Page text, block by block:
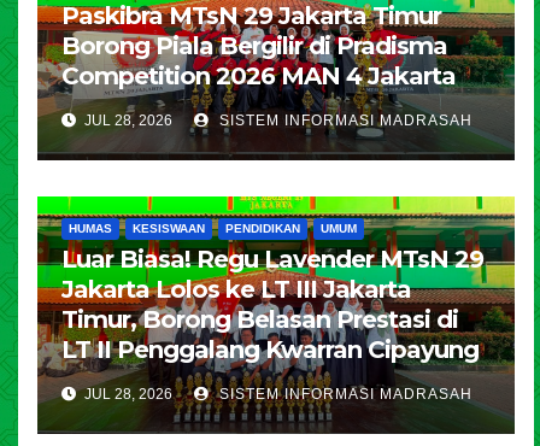
Paskibra MTsN 29 Jakarta Timur
Borong Piala Bergilir di Pradisma
Competition 2026 MAN 4 Jakarta
JUL 28, 2026 SISTEM INFORMASI MADRASAH
HUMAS KESISWAAN PENDIDIKAN UMUM
Luar Biasa! Regu Lavender MTsN 29
Jakarta Lolos ke LT III Jakarta
Timur, Borong Belasan Prestasi di
LT II Penggalang Kwarran Cipayung
JUL 28, 2026 SISTEM INFORMASI MADRASAH